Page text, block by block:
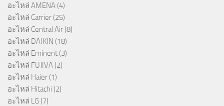
อะไหล่ AMENA (4)
อะไหล่ Carrier (25)
อะไหล่ Central Air (8)
อะไหล่ DAIKIN (18)
อะไหล่ Eminent (3)
อะไหล่ FUJIVA (2)
อะไหล่ Haier (1)
อะไหล่ Hitachi (2)
อะไหล่ LG (7)